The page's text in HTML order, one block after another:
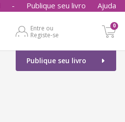
- Publique seu livro Ajuda
Entre ou
Registe-se
0
Publique seu livro